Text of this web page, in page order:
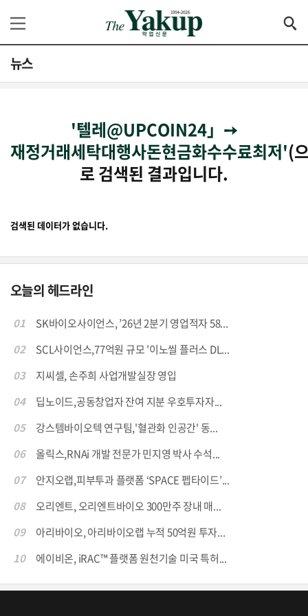
뉴스
'텔레@UPCOIN24」➙
재정거래세탁대행사돈현금화수수료최저'(
로 검색된 결과입니다.
검색된 데이터가 없습니다.
오늘의 헤드라인
01
SK바이오사이언스, ’26년 2분기 영업적자 58...
02
SCL사이언스,77억원 규모 '이노씰 플러스 DL...
03
지씨셀, 손주희 사업개발실장 영입
04
딥노이드,공동창업자 잔여 지분 우호투자자...
05
강스템바이오텍 연구팀,'혈관화 인공간' 동...
06
올릭스,RNAi 개발 전문가 민지영 박사 수석...
07
안지오랩,피부투과 플랫폼 ‘SPACE 펩타이드’...
08
오리엔트, 오리엔트바이오 300만주 장내 매...
09
아리바이오, 아리바이오랩 누적 50억원 투자...
10
에이비온, iRAC™ 플랫폼 원천기술 미국 특허...